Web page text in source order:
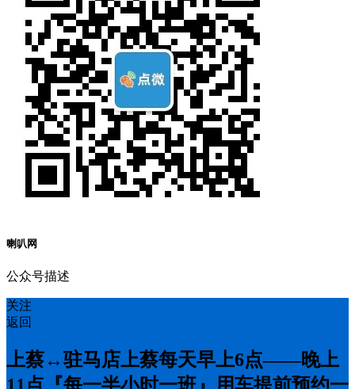
喇叭网
公众号描述
关注
返回
上蔡↔️驻马店上蔡每天早上6点——晚上